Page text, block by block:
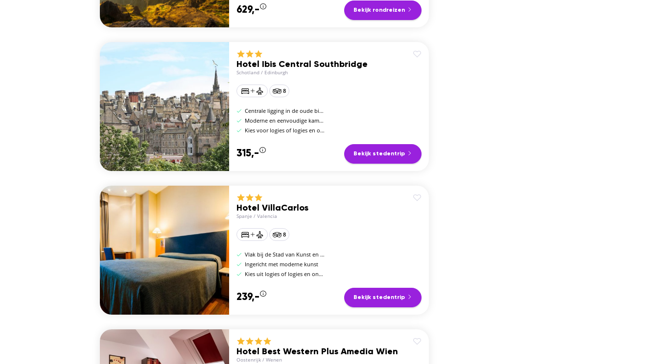
629,- Bekijk rondreizen
Hotel Ibis Central Southbridge
Schotland / Edinburgh
8
Centrale ligging in de oude binnenstad
Moderne en eenvoudige kamers
Kies voor logies of logies en ontbijt
315,- Bekijk stedentrip
Hotel VillaCarlos
Spanje / Valencia
8
Vlak bij de Stad van Kunst en Wetenschap
Ingericht met moderne kunst
Kies uit logies of logies en ontbijt
239,- Bekijk stedentrip
Hotel Best Western Plus Amedia Wien
Oostenrijk / Wenen